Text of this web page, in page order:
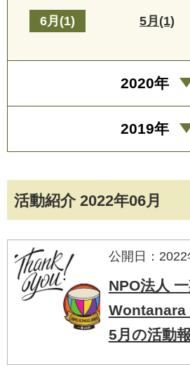
活動紹介 2022年06月
公開日：2022
NPO法人
5月の活動
6月(1) 5月(1)
2020年
2019年